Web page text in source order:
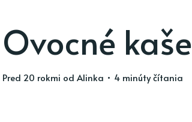
Ovocné kaše
pred 20 rokmi od Alinka • 4 minúty čítania